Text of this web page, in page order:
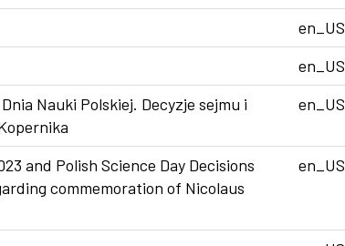
en_US
en_US
Nauki Polskiej. Decyzje sejmu i
en_US
and Polish Science Day Decisions
commemoration of Nicolaus
en_US